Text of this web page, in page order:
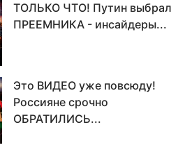
ТОЛЬКО ЧТО! Путин выбрал
ПРЕЕМНИКА - инсайдеры...
Это ВИДЕО уже повсюду!
Россияне срочно
ОБРАТИЛИСЬ...